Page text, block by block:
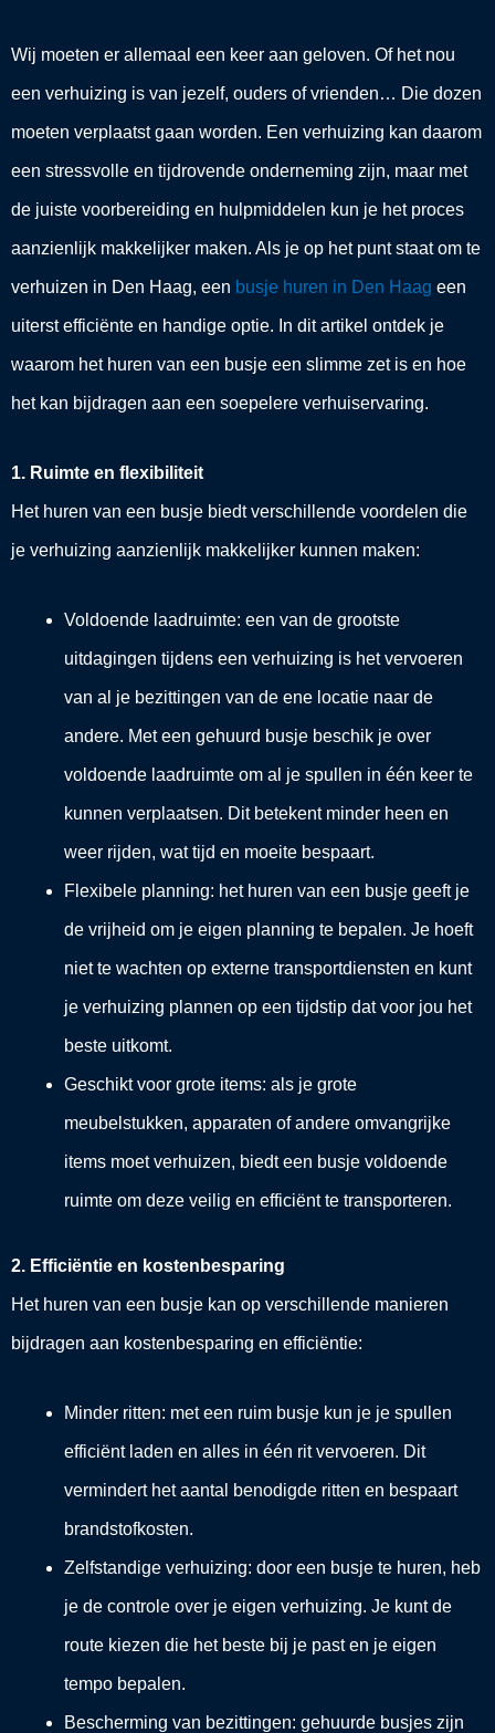
Wij moeten er allemaal een keer aan geloven. Of het nou
een verhuizing is van jezelf, ouders of vrienden… Die dozen
moeten verplaatst gaan worden. Een verhuizing kan daarom
een stressvolle en tijdrovende onderneming zijn, maar met
de juiste voorbereiding en hulpmiddelen kun je het proces
aanzienlijk makkelijker maken. Als je op het punt staat om te
verhuizen in Den Haag, een busje huren in Den Haag een
uiterst efficiënte en handige optie. In dit artikel ontdek je
waarom het huren van een busje een slimme zet is en hoe
het kan bijdragen aan een soepelere verhuiservaring.
1. Ruimte en flexibiliteit
Het huren van een busje biedt verschillende voordelen die
je verhuizing aanzienlijk makkelijker kunnen maken:
Voldoende laadruimte: een van de grootste
uitdagingen tijdens een verhuizing is het vervoeren
van al je bezittingen van de ene locatie naar de
andere. Met een gehuurd busje beschik je over
voldoende laadruimte om al je spullen in één keer te
kunnen verplaatsen. Dit betekent minder heen en
weer rijden, wat tijd en moeite bespaart.
Flexibele planning: het huren van een busje geeft je
de vrijheid om je eigen planning te bepalen. Je hoeft
niet te wachten op externe transportdiensten en kunt
je verhuizing plannen op een tijdstip dat voor jou het
beste uitkomt.
Geschikt voor grote items: als je grote
meubelstukken, apparaten of andere omvangrijke
items moet verhuizen, biedt een busje voldoende
ruimte om deze veilig en efficiënt te transporteren.
2. Efficiëntie en kostenbesparing
Het huren van een busje kan op verschillende manieren
bijdragen aan kostenbesparing en efficiëntie:
Minder ritten: met een ruim busje kun je je spullen
efficiënt laden en alles in één rit vervoeren. Dit
vermindert het aantal benodigde ritten en bespaart
brandstofkosten.
Zelfstandige verhuizing: door een busje te huren, heb
je de controle over je eigen verhuizing. Je kunt de
route kiezen die het beste bij je past en je eigen
tempo bepalen.
Bescherming van bezittingen: gehuurde busjes zijn